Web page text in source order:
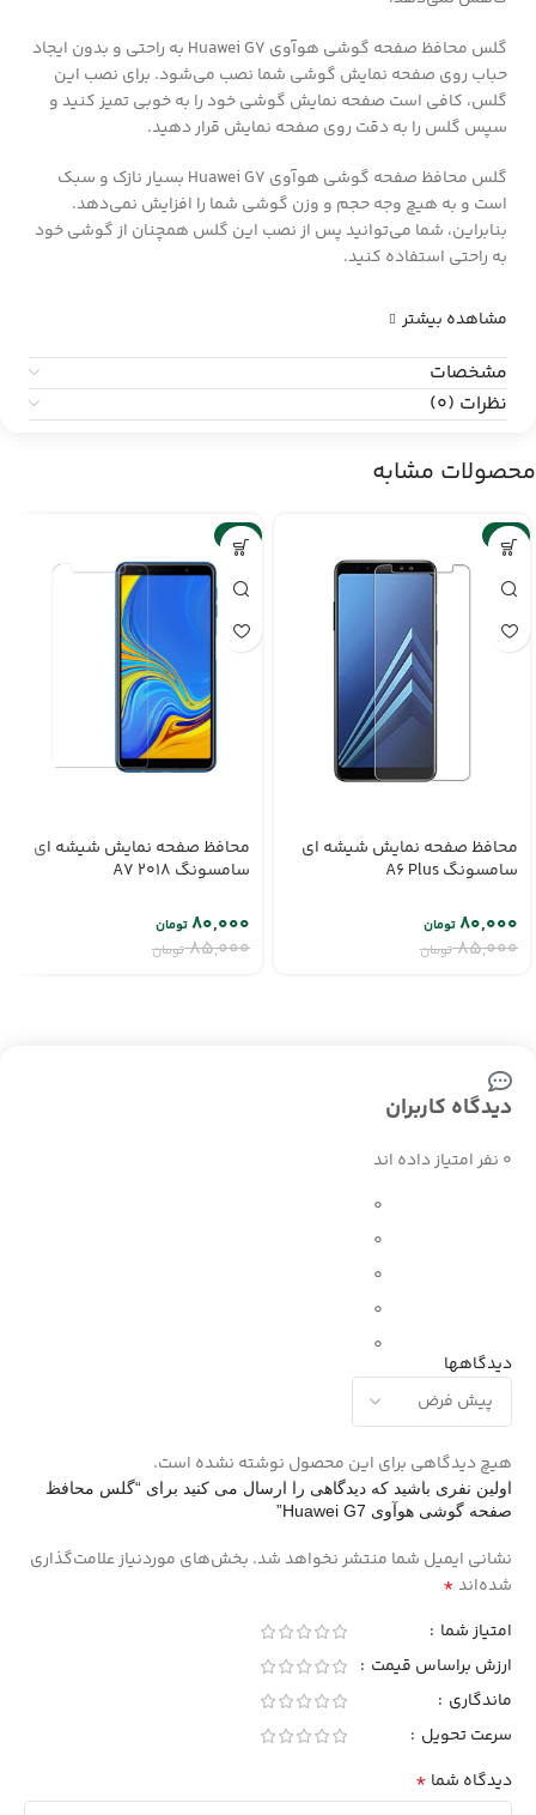
گلس محافظ صفحه گوشی هوآوی Huawei G7 به راحتی و بدون ایجاد
حباب روی صفحه نمایش گوشی شما نصب می‌شود. برای نصب این
گلس، کافی است صفحه نمایش گوشی خود را به خوبی تمیز کنید و
سپس گلس را به دقت روی صفحه نمایش قرار دهید.
گلس محافظ صفحه گوشی هوآوی Huawei G7 بسیار نازک و سبک
است و به هیچ وجه حجم و وزن گوشی شما را افزایش نمی‌دهد.
بنابراین، شما می‌توانید پس از نصب این گلس همچنان از گوشی خود
به راحتی استفاده کنید.
مشاهده بیشتر
مشخصات
نظرات (0)
محصولات مشابه
-6%
محافظ صفحه نمایش شیشه ای
سامسونگ A6 Plus
۸۵,۰۰۰ تومان
۸۰,۰۰۰تومان
-6%
محافظ صفحه نمایش شیشه ای
سامسونگ A7 2018
۸۵,۰۰۰ تومان
۸۰,۰۰۰تومان
دیدگاه کاربران
0 نفر امتیاز داده اند
0
0
0
0
0
دیدگاهها
هیچ دیدگاهی برای این محصول نوشته نشده است.
اولین نفری باشید که دیدگاهی را ارسال می کنید برای “گلس محافظ
صفحه گوشی هوآوی Huawei G7”
نشانی ایمیل شما منتشر نخواهد شد. بخش‌های موردنیاز علامت‌گذاری
شده‌اند*
امتیاز شما
ارزش براساس قیمت
ماندگاری
سرعت تحویل
دیدگاه شما *